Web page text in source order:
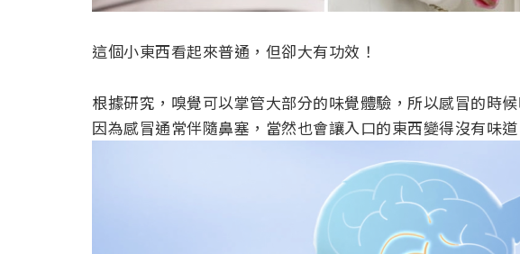
這個小東西看起來普通，但卻大有功效！
根據研究，嗅覺可以掌管大部分的味覺體驗，所以感冒的時
因為感冒通常伴隨鼻塞，當然也會讓入口的東西變得沒有味道